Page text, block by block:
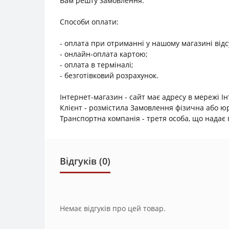
Способи оплати:
- оплата при отриманні у нашому магазині
- онлайн-оплата картою;
- оплата в терміналі;
- безготівковий розрахунок.
Інтернет-магазин - сайт має адресу в мережі
Клієнт - розмістила Замовлення фізична
Транспортна компанія - третя особа, що надає
Відгуків (0)
Немає відгуків про цей товар.